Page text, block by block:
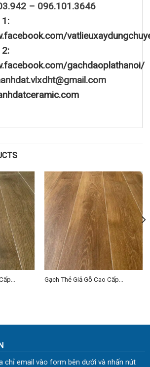
– 096.101.3646
gachdaoplathanoi/
Gạch Thẻ Giả Gỗ Cao Cấp
chỉ email vào form bên dưới và nhấn nút